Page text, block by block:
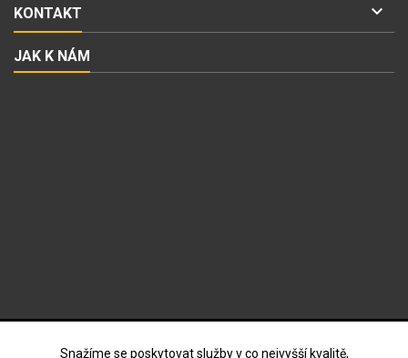
Snažíme se poskytovat služby v co nejvyšší kvalitě,
KONTAKT 
JAK K NÁM